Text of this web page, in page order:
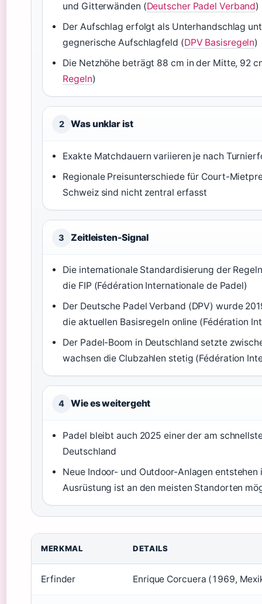
und Gitterwänden (Deutscher Padel Verband)
Der Aufschlag erfolgt als Unterhandschlag
gegnerische Aufschlagfeld (DPV Basisregeln)
Die Netzhöhe beträgt 88 cm in der Mitte, 92
Regeln)
2 Was unklar ist
Exakte Matchdauern variieren je nach
Regionale Preisunterschiede für Court-
Schweiz sind nicht zentral erfasst
3 Zeitleisten-Signal
Die internationale Standardisierung der
die FIP (Fédération Internationale de Padel)
Der Deutsche Padel Verband (DPV) wurde
die aktuellen Basisregeln online (Fédération
Der Padel-Boom in Deutschland setzte
wachsen die Clubzahlen stetig (Fédération
4 Wie es weitergeht
Padel bleibt auch 2025 einer der am
Deutschland
Neue Indoor- und Outdoor-Anlagen
Ausrüstung ist an den meisten Standorten
MERKMAL DETAILS
Erfinder Enrique Corcuera (1969,